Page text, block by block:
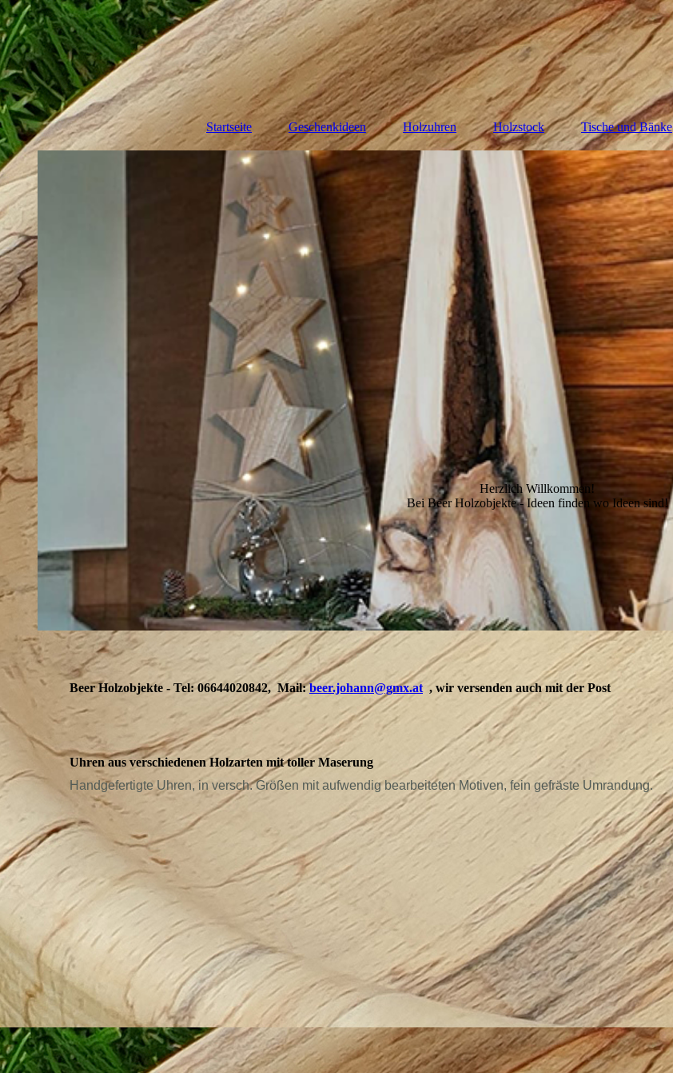
Startseite Geschenkideen Holzuhren Holzstock Tische und Bänke
Herzlich Willkommen!
Bei Beer Holzobjekte - Ideen finden wo Ideen sind!
Beer Holzobjekte - Tel: 06644020842, Mail:beer.johann@gmx.at , wir versenden auch mit der Post
Uhren aus verschiedenen Holzarten mit toller Maserung
Handgefertigte Uhren, in versch. Größen mit aufwendig bearbeiteten Motiven, fein gefräste Umrandung.